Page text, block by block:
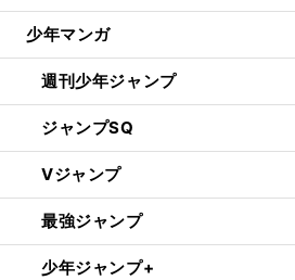
少年マンガ
週刊少年ジャンプ
ジャンプSQ
Vジャンプ
最強ジャンプ
少年ジャンプ+